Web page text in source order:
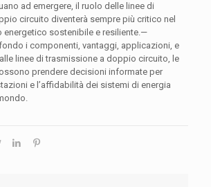
ad emergere, il ruolo delle linee di
circuito diventerà sempre più critico nel
energetico sostenibile e resiliente.—
i componenti, vantaggi, applicazioni, e
linee di trasmissione a doppio circuito, le
prendere decisioni informate per
e l’affidabilità dei sistemi di energia